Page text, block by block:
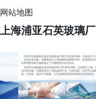
网站地图
上海浦亚石英玻璃厂